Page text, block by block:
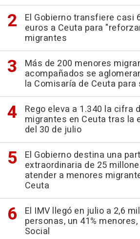
El Gobierno transfiere casi
euros a Ceuta para
migrantes
Más de 200 menores
acompañados se
la Comisaría de Ceuta
Rego eleva a 1.340 la cifra
migrantes en Ceuta tras la
del 30 de julio
El Gobierno destina una
extraordinaria de 25
atender a menores
Ceuta
El IMV llegó en julio a 2,6
personas, un 41%
Social